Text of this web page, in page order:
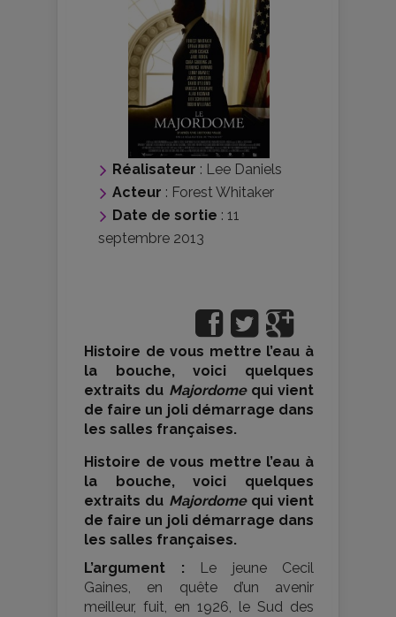
Réalisateur : Lee Daniels
Acteur : Forest Whitaker
Date de sortie : 11
septembre 2013
Histoire de vous mettre l’eau à
la bouche, voici quelques
extraits du Majordomequi vient
de faire un joli démarrage dans
les salles françaises.
Histoire de vous mettre l’eau à
la bouche, voici quelques
extraits du Majordomequi vient
de faire un joli démarrage dans
les salles françaises.
L’argument : Le jeune Cecil
Gaines, en quête d’un avenir
meilleur, fuit, en 1926, le Sud des